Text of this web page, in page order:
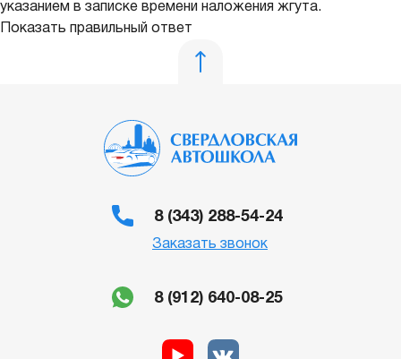
указанием в записке времени наложения жгута.
Показать правильный ответ
8 (343) 288-54-24
Заказать звонок
8 (912) 640-08-25